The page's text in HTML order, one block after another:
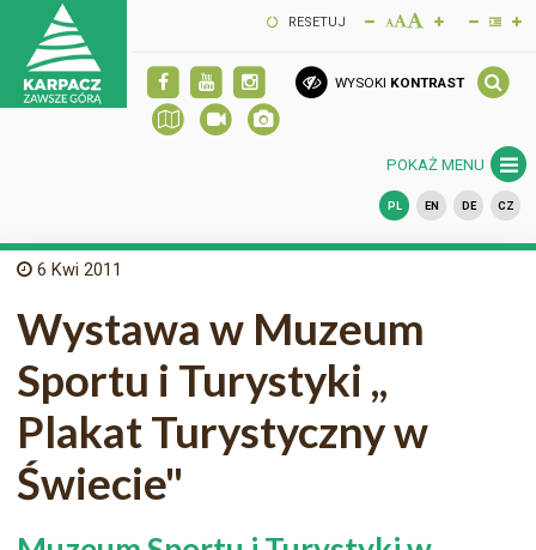
RESETUJ
WYSOKI KONTRAST
POKAŻ MENU
PL EN DE CZ
6 Kwi 2011
Wystawa w Muzeum
Sportu i Turystyki ,,
Plakat Turystyczny w
Świecie"